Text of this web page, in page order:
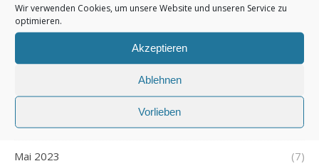
Wir verwenden Cookies, um unsere Website und unseren Service zu
optimieren.
Akzeptieren
Ablehnen
Vorlieben
September 2023
August 2023 (6)
Juni 2023 (5)
Mai 2023 (7)